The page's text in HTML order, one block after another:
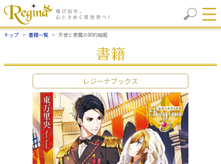
トップ 書籍一覧 天使と悪魔の契約結婚
書籍
レジーナブックス